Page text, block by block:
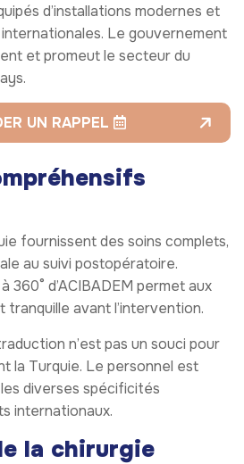
d’installations modernes et
Le gouvernement
et promeut le secteur du
UN RAPPEL
fournissent des soins complets,
au suivi postopératoire.
360° d’ACIBADEM permet aux
tranquille avant l’intervention.
n’est pas un souci pour
la Turquie. Le personnel est
diverses spécificités
internationaux.
la chirurgie